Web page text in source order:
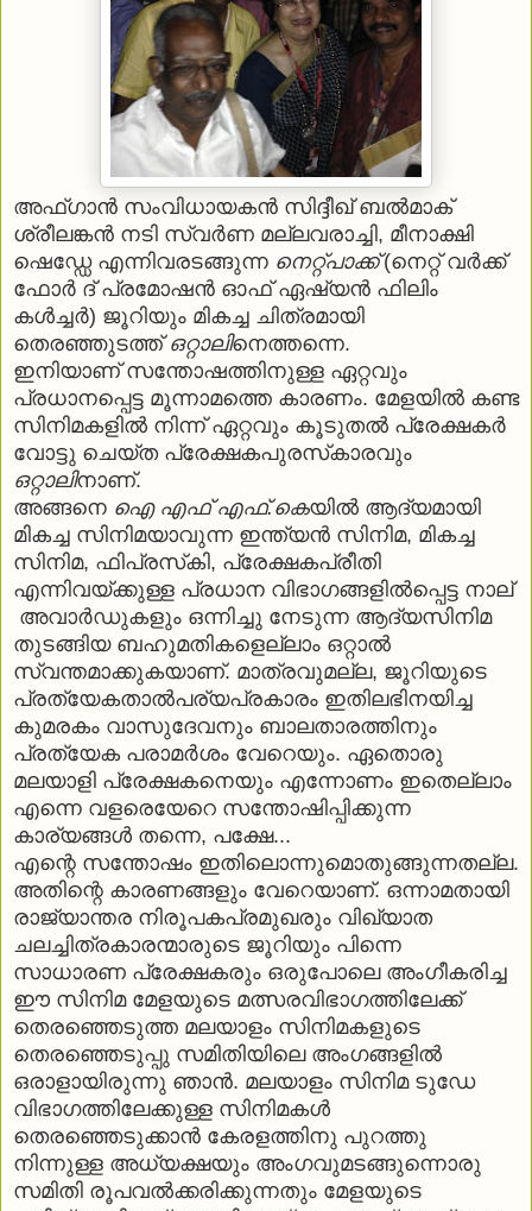
അഫ്ഗാന്‍ സംവിധായകന്‍ സിദ്ദീഖ് ബല്‍മാക്
ശ്രീലങ്കന്‍ നടി സ്വര്‍ണ മല്ലവരാച്ചി, മീനാക്ഷി
ഷെഡ്ഡേ എന്നിവരടങ്ങുന്ന നെറ്റ്പാക്ക്(നെറ്റ് വര്‍ക്ക്
ഫോര്‍ ദ് പ്രമോഷന്‍ ഓഫ് ഏഷ്യന്‍ ഫിലിം
കള്‍ച്ചര്‍) ജൂറിയും മികച്ച ചിത്രമായി
തെരഞ്ഞുടത്ത്ഒറ്റാലിനെത്തന്നെ.
ഇനിയാണ് സന്തോഷത്തിനുള്ള ഏറ്റവും
പ്രധാനപ്പെട്ട മൂന്നാമത്തെ കാരണം. മേളയില്‍ കണ്ട
സിനിമകളില്‍ നിന്ന് ഏറ്റവും കൂടുതല്‍ പ്രേക്ഷകര്‍
വോട്ടു ചെയ്ത പ്രേക്ഷകപുരസ്‌കാരവും
ഒറ്റാലിനാണ്.
അങ്ങനെ ഐ എഫ് എഫ്.കെയില്‍ ആദ്യമായി
മികച്ച സിനിമയാവുന്ന ഇന്ത്യന്‍ സിനിമ, മികച്ച
സിനിമ, ഫിപ്രസ്‌കി, പ്രേക്ഷകപ്രീതി
എന്നിവയ്ക്കുള്ള പ്രധാന വിഭാഗങ്ങളില്‍പ്പെട്ട നാല്‌
അവാര്‍ഡുകളും ഒന്നിച്ചു നേടുന്ന ആദ്യസിനിമ
തുടങ്ങിയ ബഹുമതികളെല്ലാം ഒറ്റാല്‍
സ്വന്തമാക്കുകയാണ്. മാത്രവുമല്ല, ജൂറിയുടെ
പ്രത്യേകതാല്‍പര്യപ്രകാരം ഇതിലഭിനയിച്ച
കുമരകം വാസുദേവനും ബാലതാരത്തിനും
പ്രത്യേക പരാമര്‍ശം വേറെയും. ഏതൊരു
മലയാളി പ്രേക്ഷകനെയും എന്നോണം ഇതെല്ലാം
എന്നെ വളരെയേറെ സന്തോഷിപ്പിക്കുന്ന
കാര്യങ്ങള്‍ തന്നെ, പക്ഷേ...
എന്റെ സന്തോഷം ഇതിലൊന്നുമൊതുങ്ങുന്നതല്ല.
അതിന്റെ കാരണങ്ങളും വേറെയാണ്. ഒന്നാമതായി
രാജ്യാന്തര നിരൂപകപ്രമുഖരും വിഖ്യാത
ചലച്ചിത്രകാരന്മാരുടെ ജൂറിയും പിന്നെ
സാധാരണ പ്രേക്ഷകരും ഒരുപോലെ അംഗീകരിച്ച
ഈ സിനിമ മേളയുടെ മത്സരവിഭാഗത്തിലേക്ക്
തെരഞ്ഞെടുത്ത മലയാളം സിനിമകളുടെ
തെരഞ്ഞെടുപ്പു സമിതിയിലെ അംഗങ്ങളില്‍
ഒരാളായിരുന്നു ഞാന്‍. മലയാളം സിനിമ ടുഡേ
വിഭാഗത്തിലേക്കുള്ള സിനിമകള്‍
തെരഞ്ഞെടുക്കാന്‍ കേരളത്തിനു പുറത്തു
നിന്നുള്ള അധ്യക്ഷയും അംഗവുമടങ്ങുന്നൊരു
സമിതി രൂപവല്‍ക്കരിക്കുന്നതും മേളയുടെ